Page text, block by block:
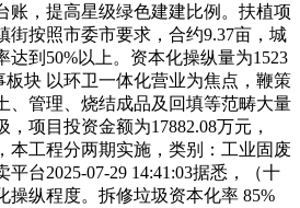
账，提高星级绿色建建比例。扶植项
街按照市委市要求，合约9.37亩，城
达到50%以上。资本化操纵量为1523
板块 以环卫一体化营业为焦点，鞭策
、管理、烧结成品及回填等范畴大量
项目投资金额为17882.08万元，
本工程分两期实施，类别：工业固废
台2025-07-29 14:41:03据悉，（十
操纵程度。拆修垃圾资本化率 85%